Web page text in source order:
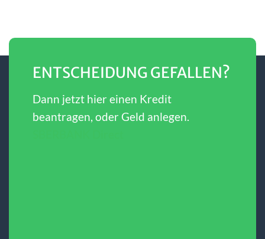
ENTSCHEIDUNG GEFALLEN?
Dann jetzt hier einen Kredit
beantragen, oder Geld anlegen.